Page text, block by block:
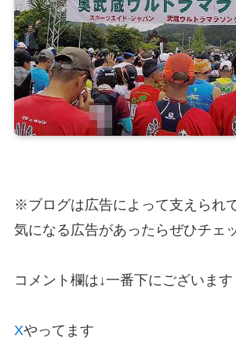
※ブログは広告によって支えられ
気になる広告があったらぜひチェ
コメント欄は↓一番下にございます
Xやってます